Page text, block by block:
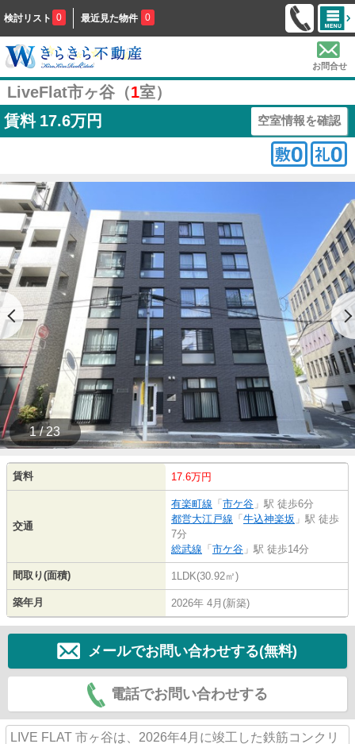
検討リスト 0 最近見た物件 0
お問合せ
LiveFlat市ヶ谷（1室）
賃料 17.6万円 空室情報を確認
1 / 23
賃料 17.6万円
交通
有楽町線 「 市ケ谷 」駅 徒歩6分
都営大江戸線 「 牛込神楽坂 」駅 徒歩
7分
総武線 「 市ケ谷 」駅 徒歩14分
間取り(面積) 1LDK(30.92㎡)
築年月 2026年 4月(新築)
メールでお問い合わせする(無料)
電話でお問い合わせする
LIVE FLAT 市ヶ谷は、2026年4月に竣工した鉄筋コンクリ